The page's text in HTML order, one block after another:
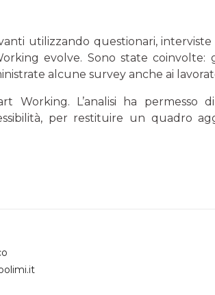
utilizzando questionari,
evolve. Sono state coinvolte:
alcune survey anche ai
Working. L’analisi ha permesso
per restituire un quadro